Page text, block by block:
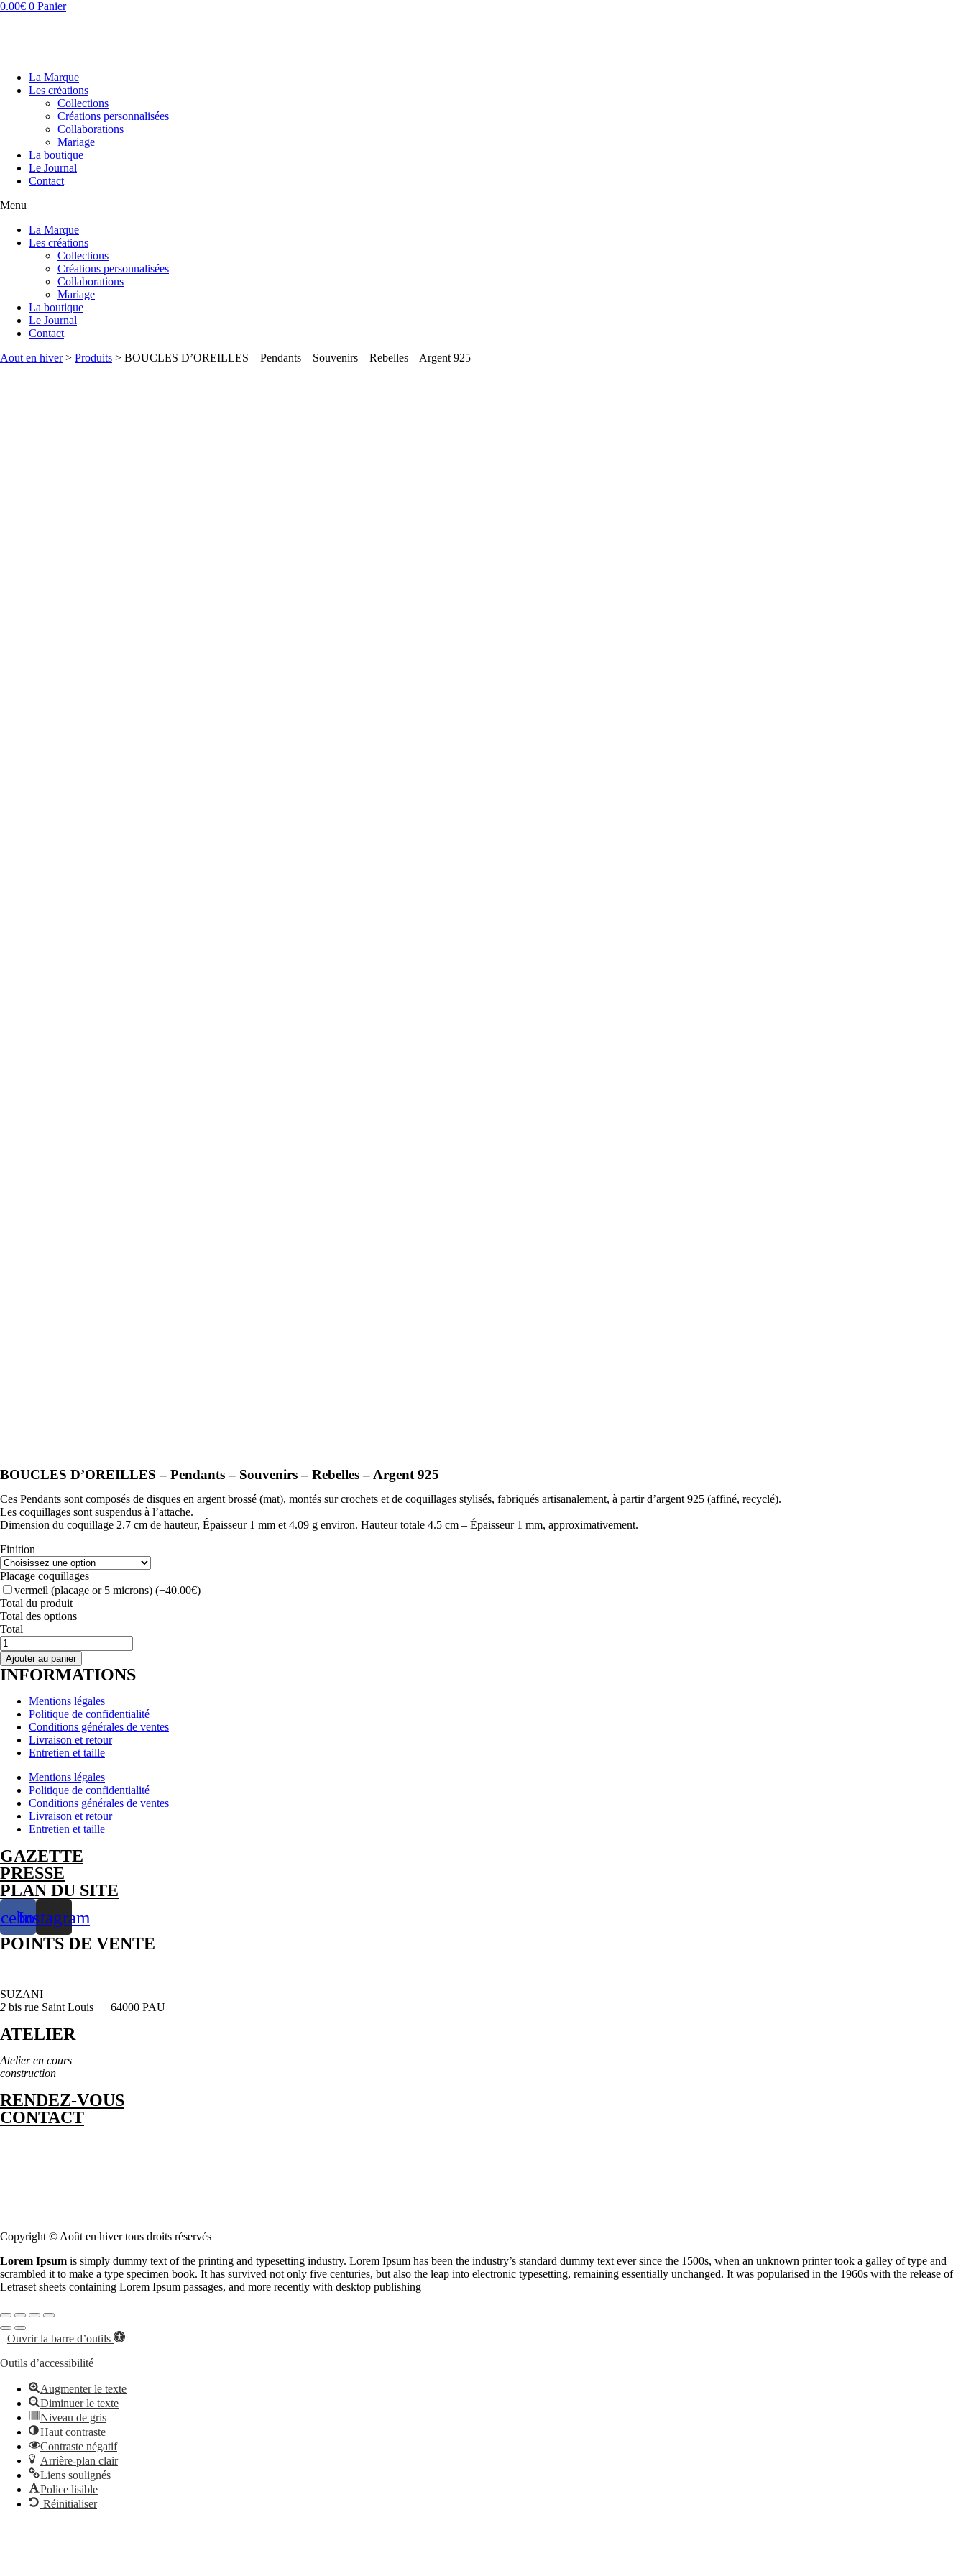
Aller
0.00€ 0 Panier
La Marque
Les créations
Collections
Créations personnalisées
Collaborations
Mariage
La boutique
Le Journal
Contact
Menu
La Marque
Les créations
Collections
Créations personnalisées
Collaborations
Mariage
La boutique
Le Journal
Contact
Aout en hiver> Produits > BOUCLES D’OREILLES – Pendants – Souvenirs – Rebelles – Argent 925
BOUCLES D’OREILLES – Pendants – Souvenirs – Rebelles – Argent 925
Ces Pendants sont composés de disques en argent brossé (mat), montés sur crochets et de coquillages stylisés, fabriqués artisanalement, à partir d’argent 925 (affiné, recyclé).
Les coquillages sont suspendus à l’attache.
Dimension du coquillage 2.7 cm de hauteur, Épaisseur 1 mm et 4.09 g environ. Hauteur totale 4.5 cm – Épaisseur 1 mm, approximativement.
Finition
Placage coquillages
vermeil (placage or 5 microns) (+40.00€)
Total du produit
Total des options
Total
quantité
de
BOUCLES
D’OREILLES
Pendants
Souvenirs
Rebelles
Argent
Ajouter au panier
INFORMATIONS
Mentions légales
Politique de confidentialité
Conditions générales de ventes
Livraison et retour
Entretien et taille
Mentions légales
Politique de confidentialité
Conditions générales de ventes
Livraison et retour
Entretien et taille
GAZETTE
PRESSE
PLAN DU SITE
Instagram
POINTS DE VENTE
SUZANI
2 bis rue Saint Louis 64000 PAU
ATELIER
Atelier en cours
construction
RENDEZ-VOUS
CONTACT
Copyright © Août en hiver tous droits réservés
Lorem Ipsum is simply dummy text of the printing and typesetting industry. Lorem Ipsum has been the industry’s standard dummy text ever since the 1500s, when an unknown printer took a galley of type and
scrambled it to make a type specimen book. It has survived not only five centuries, but also the leap into electronic typesetting, remaining essentially unchanged. It was popularised in the 1960s with the release of
Letraset sheets containing Lorem Ipsum passages, and more recently with desktop publishing
Ouvrir la barre d’outils
Outils d’accessibilité
Augmenter le texte
Diminuer le texte
Niveau de gris
Haut contraste
Contraste négatif
Arrière-plan clair
Liens soulignés
Police lisible
Réinitialiser